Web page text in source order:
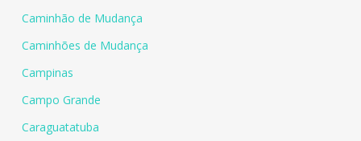
Caminhão de Mudança
Caminhões de Mudança
Campinas
Campo Grande
Caraguatatuba